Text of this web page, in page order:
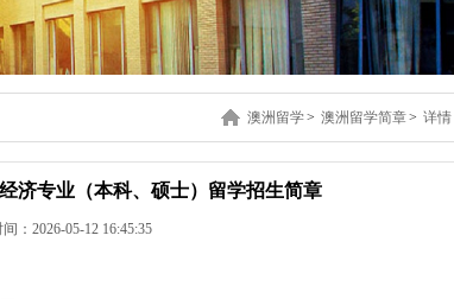
澳洲留学> 澳洲留学简章> 详情
济专业（本科、硕士）留学招生简章
：2026-05-12 16:45:35